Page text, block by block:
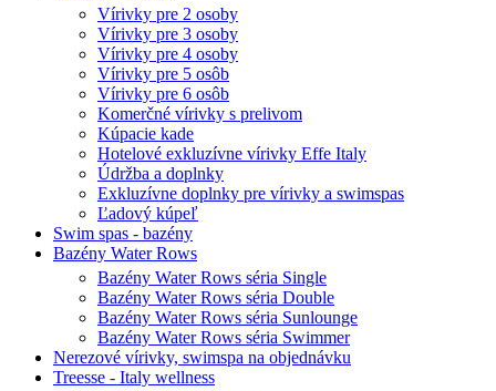
Vírivky pre 2 osoby
Vírivky pre 3 osoby
Vírivky pre 4 osoby
Vírivky pre 5 osôb
Vírivky pre 6 osôb
Komerčné vírivky s prelivom
Kúpacie kade
Hotelové exkluzívne vírivky Effe Italy
Údržba a doplnky
Exkluzívne doplnky pre vírivky a swimspas
Ľadový kúpeľ
Swim spas - bazény
Bazény Water Rows
Bazény Water Rows séria Single
Bazény Water Rows séria Double
Bazény Water Rows séria Sunlounge
Bazény Water Rows séria Swimmer
Nerezové vírivky, swimspa na objednávku
Treesse - Italy wellness